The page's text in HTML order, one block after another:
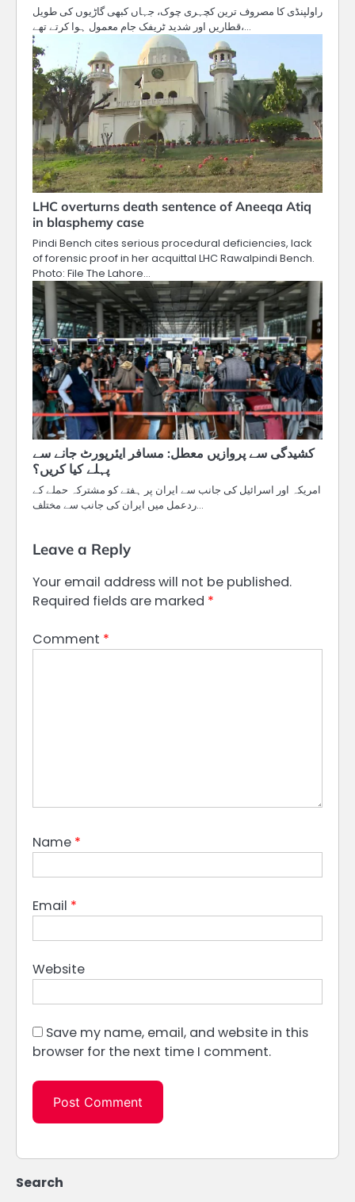
راولپنڈی کا مصروف ترین کچہری چوک، جہاں کبھی گاڑیوں کی طویل
قطاریں اور شدید ٹریفک جام معمول ہوا کرتے تھے،…
LHC overturns death sentence of Aneeqa Atiq
in blasphemy case
Pindi Bench cites serious procedural deficiencies, lack
of forensic proof in her acquittal LHC Rawalpindi Bench.
Photo: File The Lahore…
کشیدگی سے پروازیں معطل: مسافر ایئرپورٹ جانے سے
پہلے کیا کریں؟
امریکہ اور اسرائیل کی جانب سے ایران پر ہفتے کو مشترکہ حملے کے
ردعمل میں ایران کی جانب سے مختلف…
Leave a Reply
Your email address will not be published.
Required fields are marked *
Comment *
Name *
Email *
Website
Save my name, email, and website in this
browser for the next time I comment.
Search